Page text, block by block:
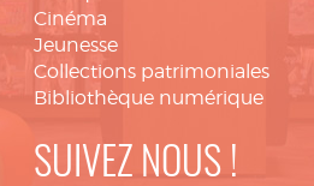
Cinéma
Jeunesse
Collections patrimoniales
Bibliothèque numérique
SUIVEZ NOUS !